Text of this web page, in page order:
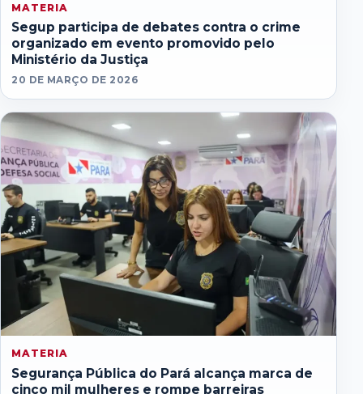
MATERIA
Segup participa de debates contra o crime
organizado em evento promovido pelo
Ministério da Justiça
20 DE MARÇO DE 2026
MATERIA
Segurança Pública do Pará alcança marca de
cinco mil mulheres e rompe barreiras